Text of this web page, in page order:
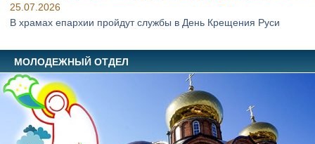
25.07.2026
В храмах епархии пройдут службы в День Крещения Руси
МОЛОДЕЖНЫЙ ОТДЕЛ